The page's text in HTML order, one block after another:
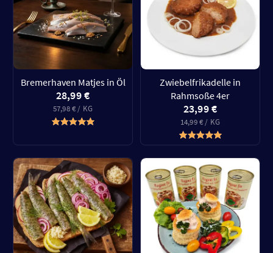
Bremerhaven Matjes in Öl
28,99 €
57,98 € / KG
Zwiebelfrikadelle in
Rahmsoße 4er
23,99 €
14,99 € / KG